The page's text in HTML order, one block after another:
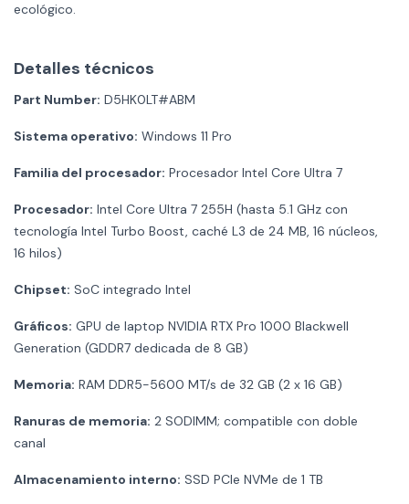
ecológico.
Detalles técnicos
Part Number: D5HK0LT#ABM
Sistema operativo: Windows 11 Pro
Familia del procesador: Procesador Intel Core Ultra 7
Procesador: Intel Core Ultra 7 255H (hasta 5.1 GHz con
tecnología Intel Turbo Boost, caché L3 de 24 MB, 16 núcleos,
16 hilos)
Chipset: SoC integrado Intel
Gráficos: GPU de laptop NVIDIA RTX Pro 1000 Blackwell
Generation (GDDR7 dedicada de 8 GB)
Memoria: RAM DDR5-5600 MT/s de 32 GB (2 x 16 GB)
Ranuras de memoria: 2 SODIMM; compatible con doble
canal
Almacenamiento interno: SSD PCIe NVMe de 1 TB